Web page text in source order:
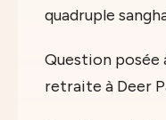
quadruple
Question posée
retraite à Deer